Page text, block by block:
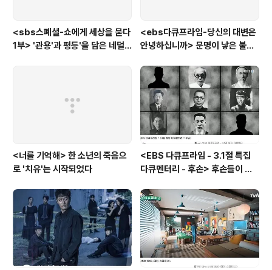
<sbs스폐셜-쇼에게 세상을 묻다
1부> '관용'과 평등'을 담은 네덜
<ebs다큐프라임-당신의 대변은
안녕하십니까> 문명이 낳은 불치
<너를 기억해> 한 소년의 죽음으
로 '치유'는 시작되었다
<EBS 다큐프라임 - 3.1절 특집
다큐멘터리 - 후손> 후손들이 말
고 후손들이 짊어진 삶의 무게